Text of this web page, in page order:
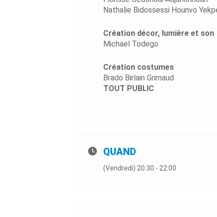
Nathalie Bidossessi Hounvo
Création décor, lumière et son
Michael Todego
Création costumes
Brado Birlain Grimaud
TOUT PUBLIC
QUAND
(Vendredi) 20:30 - 22:00